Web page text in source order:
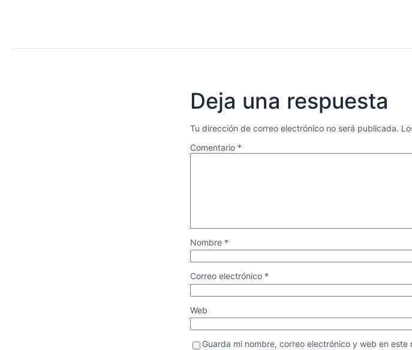
Deja una respuesta
Tu dirección de correo electrónico no será publicada.
Comentario *
Nombre *
Correo electrónico *
Web
Guarda mi nombre, correo electrónico y web en